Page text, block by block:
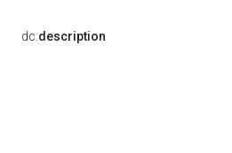
dc:description